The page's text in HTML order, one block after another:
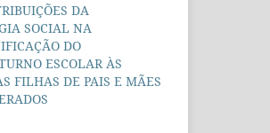
DA
SOCIAL NA
DO
ESCOLAR ÀS
FILHAS DE PAIS E MÃES